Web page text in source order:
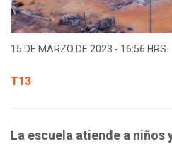
15 DE MARZO DE 2023 - 16:56 HRS.
T13
La escuela atiende a niños